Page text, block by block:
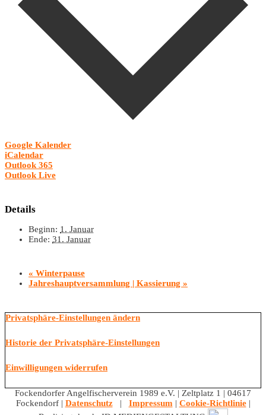
Google Kalender
iCalendar
Outlook 365
Outlook Live
Details
Beginn: 1. Januar
Ende: 31. Januar
« Winterpause
Jahreshauptversammlung | Kassierung »
Privatsphäre-Einstellungen ändern
Historie der Privatsphäre-Einstellungen
Einwilligungen widerrufen
Fockendorfer Angelfischerverein 1989 e.V. | Zeltplatz 1 | 04617
Fockendorf | Datenschutz| Impressum | Cookie-Richtlinie|